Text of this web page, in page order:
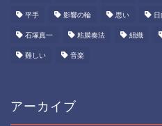
平手 影響の輪 思い
石塚真一 粘膜奏法 組織
難しい 音楽
アーカイブ